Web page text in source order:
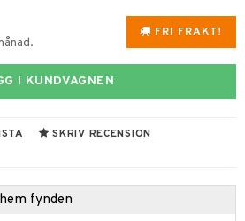
FRI FRAKT!
I KUNDVAGNEN
SKRIV RECENSION
fynden